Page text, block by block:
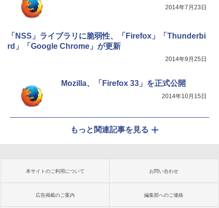
2014年7月23日
「NSS」ライブラリに脆弱性、「Firefox」「Thunderbi
rd」「Google Chrome」が更新
2014年9月25日
Mozilla、「Firefox 33」を正式公開
2014年10月15日
もっと関連記事を見る
本サイトのご利用について お問い合わせ
広告掲載のご案内 編集部へのご連絡